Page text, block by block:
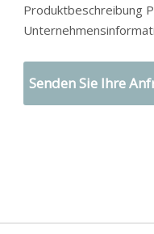
Produktbeschreibung
Senden Sie Ihre